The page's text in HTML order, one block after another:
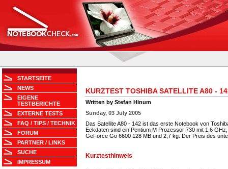
STARTSEITE
NEWS
EIGENE
TESTBERICHTE
EXTERNE TESTS
FAQ / TIPS / TECHNIK
FORUM
PARTNER / LINKS
SUCHE
IMPRESSUM
KURZTEST TOSHIBA SATELLITE A80 -
Written by Stefan Hinum
Sunday, 03 July 2005
Das Satellite A80 - 142 ist das erste Notebook von
Eckdaten sind ein Pentium M Prozessor 730 mit 1.6
GeForce Go 6600 128 MB und 2,7 kg. Der Preis des
Kurztesthinweis